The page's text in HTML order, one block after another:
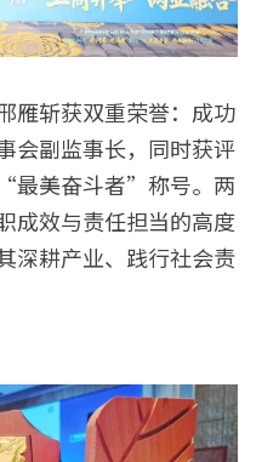
雁斩获双重荣誉：成功
会副监事长，同时获评
最美奋斗者”称号。两
成效与责任担当的高度
深耕产业、践行社会责